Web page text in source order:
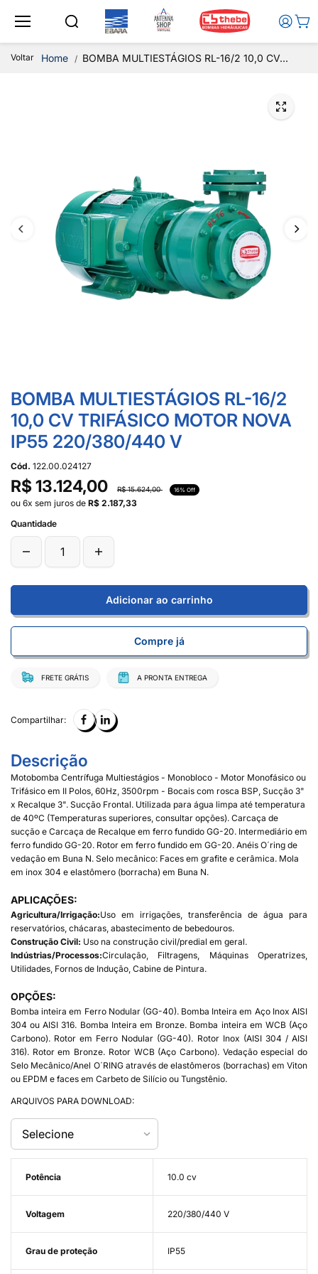
conteúd
Voltar Home BOMBA MULTIESTÁGIOS RL-16/2 10,0 CV...
BOMBA MULTIESTÁGIOS RL-16/2
10,0 CV TRIFÁSICO MOTOR NOVA
IP55 220/380/440 V
Cód. 122.00.024127
R$ 13.124,00 R$ 15.624,00 16% Off
ou 6x sem juros de R$ 2.187,33
Quantidade
Adicionar ao carrinho
Compre já
FRETE GRÁTIS A PRONTA ENTREGA
Compartilhar:
Descrição
Motobomba Centrífuga Multiestágios - Monobloco - Motor Monofásico ou
Trifásico em II Polos, 60Hz, 3500rpm - Bocais com rosca BSP, Sucção 3"
x Recalque 3". Sucção Frontal. Utilizada para água limpa até temperatura
de 40ºC (Temperaturas superiores, consultar opções). Carcaça de
sucção e Carcaça de Recalque em ferro fundido GG-20. Intermediário em
ferro fundido GG-20. Rotor em ferro fundido em GG-20. Anéis O´ring de
vedação em Buna N. Selo mecânico: Faces em grafite e cerâmica. Mola
em inox 304 e elastômero (borracha) em Buna N.
APLICAÇÕES:
Agricultura/Irrigação:Uso em irrigações, transferência de água para
reservatórios, chácaras, abastecimento de bebedouros.
Construção Civil: Uso na construção civil/predial em geral.
Indústrias/Processos:Circulação, Filtragens, Máquinas Operatrizes,
Utilidades, Fornos de Indução, Cabine de Pintura.
OPÇÕES:
Bomba inteira em Ferro Nodular (GG-40). Bomba Inteira em Aço Inox AISI
304 ou AISI 316. Bomba Inteira em Bronze. Bomba inteira em WCB (Aço
Carbono). Rotor em Ferro Nodular (GG-40). Rotor Inox (AISI 304 / AISI
316). Rotor em Bronze. Rotor WCB (Aço Carbono). Vedação especial do
Selo Mecânico/Anel O´RING através de elastômeros (borrachas) em Viton
ou EPDM e faces em Carbeto de Silício ou Tungstênio.
ARQUIVOS PARA DOWNLOAD:
Potência 10.0 cv
Voltagem 220/380/440 V
Grau de proteção IP55